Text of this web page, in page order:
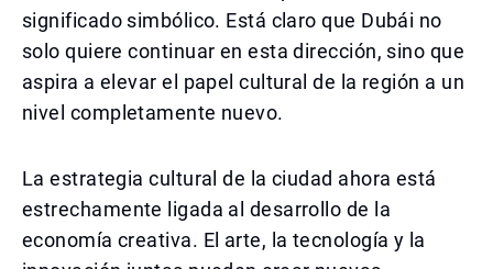
significado simbólico. Está claro que Dubái no
solo quiere continuar en esta dirección, sino que
aspira a elevar el papel cultural de la región a un
nivel completamente nuevo.
La estrategia cultural de la ciudad ahora está
estrechamente ligada al desarrollo de la
economía creativa. El arte, la tecnología y la